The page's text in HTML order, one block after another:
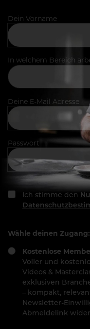
Dein Vorname
In welchem Bereich
Deine E-Mail Adresse
Passwort
Ich stimme den
Wähle deinen Zugang:
Kostenlose
Voller und
Videos &
exklusiven
– kompakt,
Newsletter-
Abmeldelink